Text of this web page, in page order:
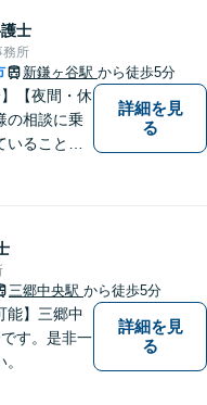
士
務所
新鎌ヶ谷駅 から徒歩5分
】【夜間・休
の相談に乗
ることは
，個々の
で適切な
サポートし
詳細を見
る
三郷中央駅 から徒歩5分
能】三郷中
す。是非一
詳細を見
る